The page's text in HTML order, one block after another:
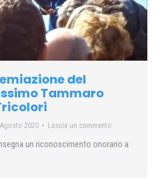
del
Tammaro
2020 Lascia un commento
un riconoscimento onorario a